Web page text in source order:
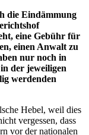
die Eindämmung
eine Gebühr für
einen Anwalt zu
nur noch in
der jeweiligen
werdenden
Hebel, weil dies
vergessen, dass
vor der nationalen